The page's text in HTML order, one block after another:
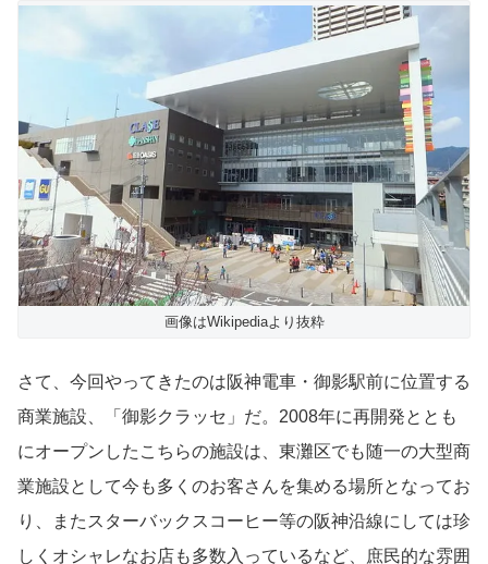
画像はWikipediaより抜粋
さて、今回やってきたのは阪神電車・御影駅前に位置する
商業施設、「御影クラッセ」だ。2008年に再開発ととも
にオープンしたこちらの施設は、東灘区でも随一の大型商
業施設として今も多くのお客さんを集める場所となってお
り、またスターバックスコーヒー等の阪神沿線にしては珍
しくオシャレなお店も多数入っているなど、庶民的な雰囲